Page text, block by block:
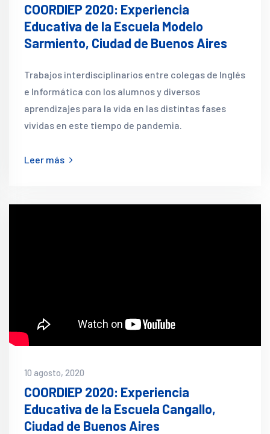
COORDIEP 2020: Experiencia
Educativa de la Escuela Modelo
Sarmiento, Ciudad de Buenos Aires
Trabajos interdisciplinarios entre colegas de Inglés
e Informática con los alumnos y diversos
aprendizajes para la vida en las distintas fases
vividas en este tiempo de pandemia.
Leer más
10 agosto, 2020
COORDIEP 2020: Experiencia
Educativa de la Escuela Cangallo,
Ciudad de Buenos Aires